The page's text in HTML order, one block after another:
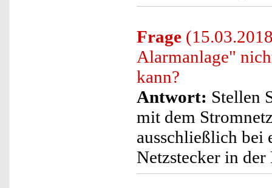
Frage
Alarmanlage"
kann?
Antwort: Stellen
mit dem
ausschließlich bei
Netzstecker in der